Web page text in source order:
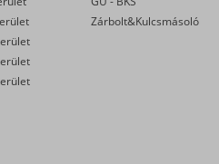
Zárbolt&Kulcsmásoló